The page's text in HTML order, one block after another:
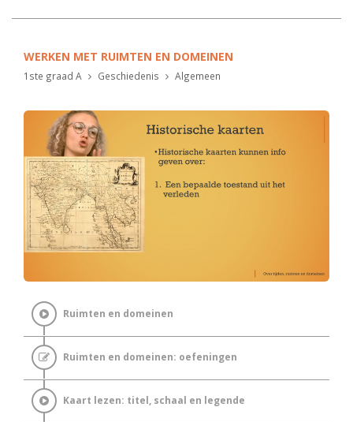
WERKEN MET RUIMTEN EN DOMEINEN
1ste graad A Geschiedenis Algemeen
Ruimten en domeinen
Ruimten en domeinen: oefeningen
Kaart lezen: titel, schaal en legende